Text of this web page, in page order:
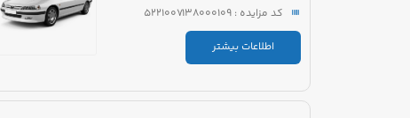
کد مزایده : 5221007138000109
اطلاعات بیشتر